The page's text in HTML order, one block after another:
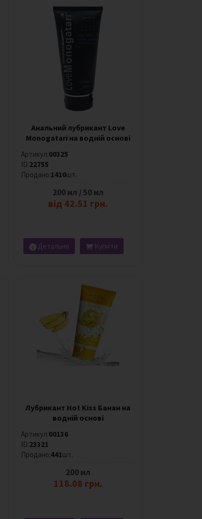
Анальний лубрикант Love
Monogatari на водній основі
Артикул:00325
ID:22755
Продано:1410шт.
200 мл / 50 мл
від 42.51 грн.
Детально Купити
Лубрикант Hot Kiss Банан на
водній основі
Артикул:00136
ID:23321
Продано:441шт.
200 мл
118.08 грн.